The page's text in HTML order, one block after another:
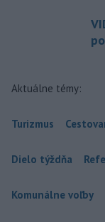
Aktuálne témy:
Turizmus
Dielo týždňa
Komunálne voľby